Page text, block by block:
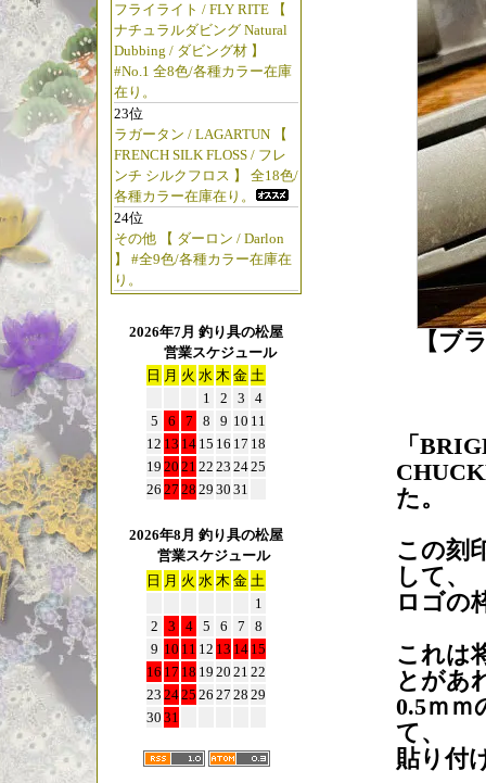
フライライト / FLY RITE 【
ナチュラルダビング Natural
Dubbing / ダビング材 】
#No.1 全8色/各種カラー在庫
在り。
23位
ラガータン / LAGARTUN 【
FRENCH SILK FLOSS / フレ
ンチ シルクフロス 】 全18色/
各種カラー在庫在り。
24位
その他 【 ダーロン / Darlon
】 #全9色/各種カラー在庫在
り。
2026年7月 釣り具の松屋
営業スケジュール
日 月 火 水 木 金 土
1
2 3
4
5
6 7 8 9 10 11
12 13 14 15 16 17 18
19 20 21 22 23 2425
26 27 28 29 30 31
2026年8月 釣り具の松屋
営業スケジュール
日 月 火 水 木 金 土
1
2
3 4 5 6 7
8
9 10 11 12 13 14 15
16 17 18 19 20 21 22
23 2425 26 27 28 29
30 31
【ブ
「
た。
この刻
して、
ロゴの
これは
とがあ
0.5ｍｍ
て、
貼り付